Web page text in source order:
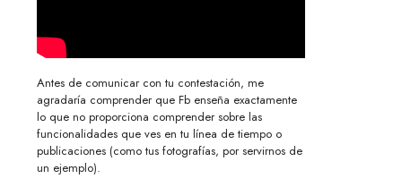
Antes de comunicar con tu contestación, me
agradaría comprender que Fb enseña exactamente
lo que no proporciona comprender sobre las
funcionalidades que ves en tu línea de tiempo o
publicaciones (como tus fotografías, por servirnos de
un ejemplo).